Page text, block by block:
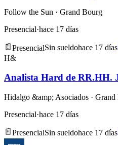
Follow the Sun · Grand Bourg
Presencial·hace 17 días
PresencialSin sueldohace 17 días
H&
Analista Hard de RR.HH.
Hidalgo &amp; Asociados ·
Presencial·hace 17 días
PresencialSin sueldohace 17 días